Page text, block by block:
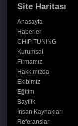
Site Haritası
Anasayfa
Haberler
CHIP TUNING
Kurumsal
Firmamız
Hakkımızda
Ekibimiz
Eğitim
Bayilik
İnsan Kaynakları
Referanslar